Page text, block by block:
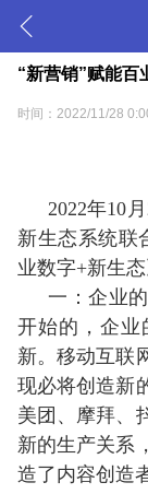
“新营销”赋能百
时间：2022/11/28
2022年10
新生态系统联
业数字+新生
一：企业
开始的，企业
新。移动互联
现必将创造新
美团、摩拜、
新的生产关系
造了内容创造